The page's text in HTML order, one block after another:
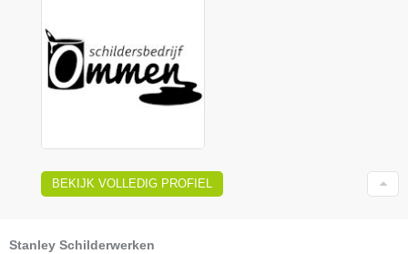
BEKIJK VOLLEDIG PROFIEL
Stanley Schilderwerken